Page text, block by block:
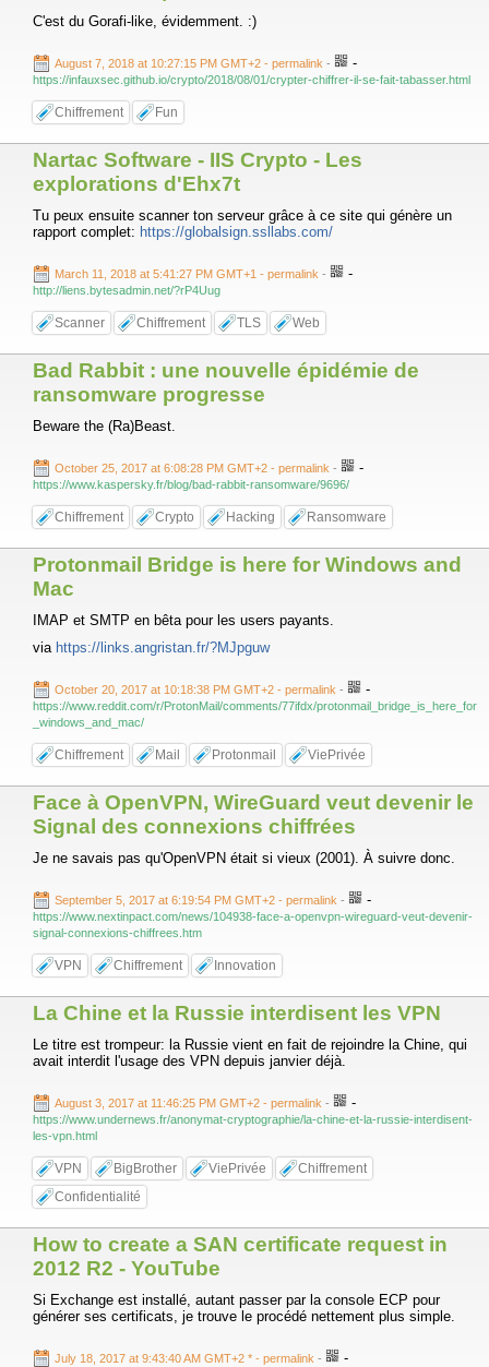
C'est du Gorafi-like, évidemment. :)
August 7, 2018 at 10:27:15 PM GMT+2 - permalink - -
https://infauxsec.github.io/crypto/2018/08/01/crypter-chiffrer-il-se-fait-tabasser.html
Chiffrement Fun
Nartac Software - IIS Crypto - Les
explorations d'Ehx7t
Tu peux ensuite scanner ton serveur grâce à ce site qui génère un
rapport complet: https://globalsign.ssllabs.com/
March 11, 2018 at 5:41:27 PM GMT+1 - permalink - -
http://liens.bytesadmin.net/?rP4Uug
Scanner Chiffrement TLS Web
Bad Rabbit : une nouvelle épidémie de
ransomware progresse
Beware the (Ra)Beast.
October 25, 2017 at 6:08:28 PM GMT+2 - permalink - -
https://www.kaspersky.fr/blog/bad-rabbit-ransomware/9696/
Chiffrement Crypto Hacking Ransomware
Protonmail Bridge is here for Windows and
Mac
IMAP et SMTP en bêta pour les users payants.
via https://links.angristan.fr/?MJpguw
October 20, 2017 at 10:18:38 PM GMT+2 - permalink - -
https://www.reddit.com/r/ProtonMail/comments/77ifdx/protonmail_bridge_is_here_for
_windows_and_mac/
Chiffrement Mail Protonmail ViePrivée
Face à OpenVPN, WireGuard veut devenir le
Signal des connexions chiffrées
Je ne savais pas qu'OpenVPN était si vieux (2001). À suivre donc.
September 5, 2017 at 6:19:54 PM GMT+2 - permalink - -
https://www.nextinpact.com/news/104938-face-a-openvpn-wireguard-veut-devenir-
signal-connexions-chiffrees.htm
VPN Chiffrement Innovation
La Chine et la Russie interdisent les VPN
Le titre est trompeur: la Russie vient en fait de rejoindre la Chine, qui
avait interdit l'usage des VPN depuis janvier déjà.
August 3, 2017 at 11:46:25 PM GMT+2 - permalink - -
https://www.undernews.fr/anonymat-cryptographie/la-chine-et-la-russie-interdisent-
les-vpn.html
VPN BigBrother ViePrivée
Chiffrement
Confidentialité
How to create a SAN certificate request in
2012 R2 - YouTube
Si Exchange est installé, autant passer par la console ECP pour
générer ses certificats, je trouve le procédé nettement plus simple.
July 18, 2017 at 9:43:40 AM GMT+2 * - permalink - -